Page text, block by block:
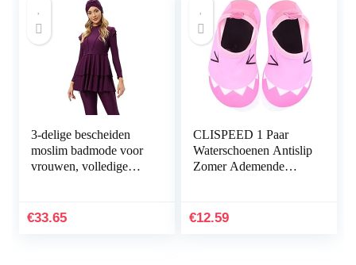
3-delige bescheiden
moslim badmode voor
vrouwen, volledige
islamitische,
€33.65
CLISPEED 1 Paar
Waterschoenen Antislip
Zomer Ademende
Yogasokken
€12.59